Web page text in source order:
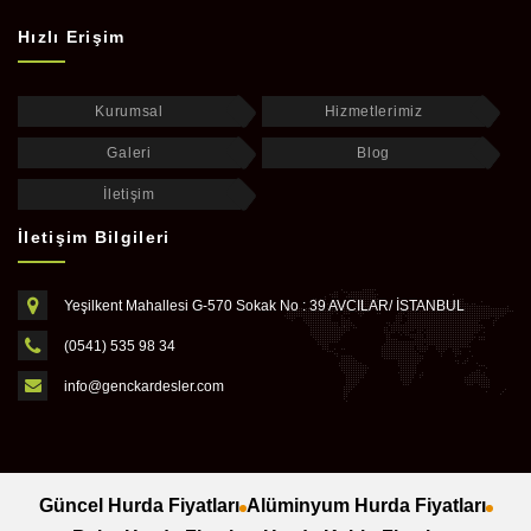
Hızlı Erişim
Kurumsal Hizmetlerimiz
Galeri Blog
İletişim
İletişim Bilgileri
Yeşilkent Mahallesi G-570 Sokak No : 39 AVCILAR/ İSTANBUL
(0541) 535 98 34
info@genckardesler.com
Güncel Hurda Fiyatları Alüminyum Hurda Fiyatları